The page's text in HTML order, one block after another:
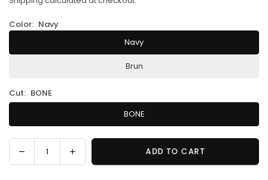
Color: Navy
Navy
Brun
Cut: BONE
BONE
Decrease
quantity
Increase
quantity
ADD TO CART